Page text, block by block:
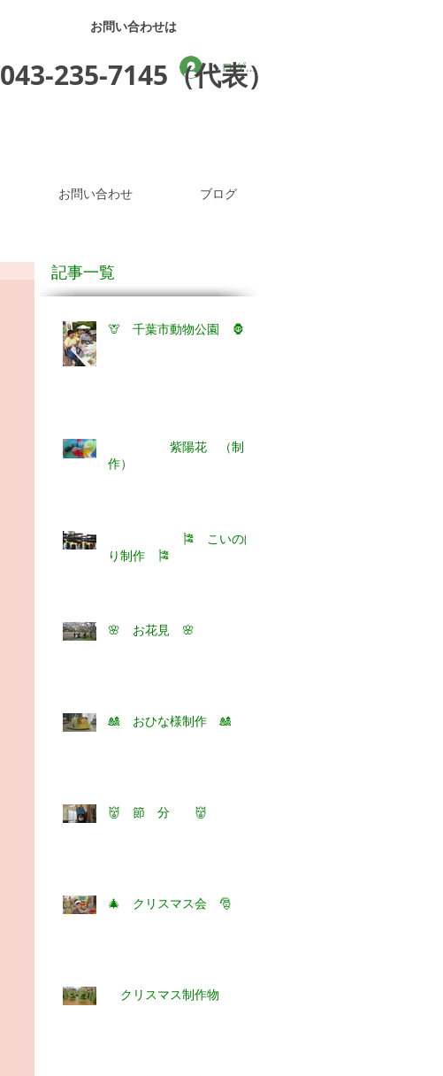
ログイン
お問い合わせ ブログ
記事一覧
🦒 千葉市動物公園 🦍
紫陽花 （制
作）
🎏 こいのぼ
り制作 🎏
🌸 お花見 🌸
🎎 おひな様制作 🎎
👹 節 分 👹
🎄 クリスマス会 🎅
クリスマス制作物
お問い合わせは
043-235-7145（代表）